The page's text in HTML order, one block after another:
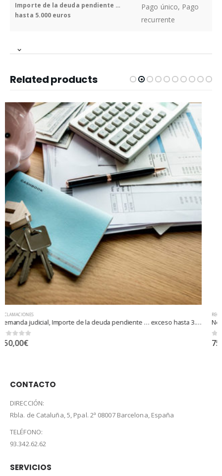
Importe de la deuda pendiente …
hasta 5.000 euros
Pago único, Pago
recurrente
Related products
RECLAMACIONES
Negociación extrajudicial
0 out of 5
75,00
CONTACTO
DIRECCIÓN:
Rbla. de Cataluña, 5, Ppal. 2ª 08007 Barcelona, España
TELÉFONO:
93.342.62.62
SERVICIOS